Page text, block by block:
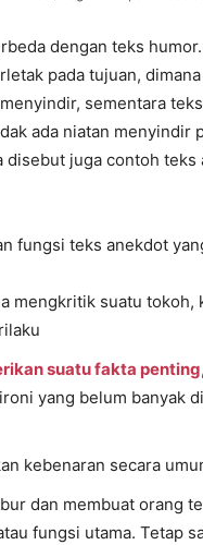
dengan teks humor.
pada tujuan,
sementara
ada niatan menyindir
disebut juga contoh teks
fungsi teks anekdot
mengkritik suatu tokoh,
suatu fakta penting
yang belum banyak
kebenaran secara
dan membuat orang
fungsi utama. Tetap